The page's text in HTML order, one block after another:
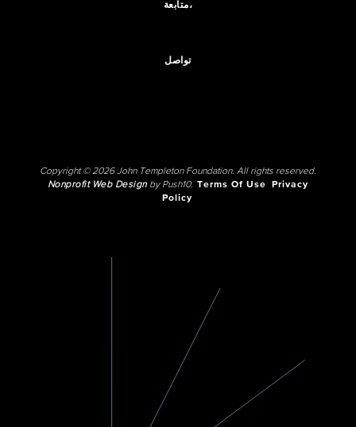
متابعة،
تواصل
Copyright © 2026 John Templeton Foundation. All rights reserved.
Nonprofit Web Designby Push10. Terms Of Use
Privacy
Policy